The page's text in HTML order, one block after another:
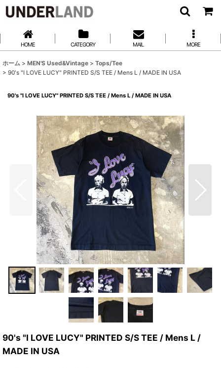
HOME CATEGORY MAIL MORE
ホーム > MEN'S Used&Vintage > Tops/Tee
> 90's "I LOVE LUCY" PRINTED S/S TEE / Mens L / MADE IN USA
90's "I LOVE LUCY" PRINTED S/S TEE / Mens L / MADE IN USA
90's "I LOVE LUCY" PRINTED S/S TEE / Mens L /
MADE IN USA